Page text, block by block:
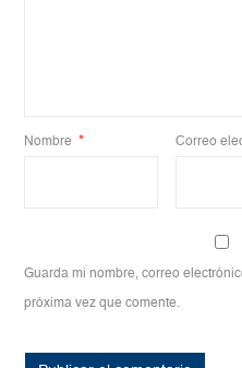
Nombre * Correo
Guarda mi nombre, correo
próxima vez que comente.